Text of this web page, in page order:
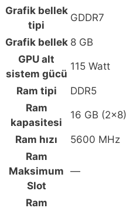
Grafik bellek
tipi
GDDR7
Grafik bellek 8 GB
GPU alt
sistem gücü
115 Watt
Ram tipi DDR5
Ram
kapasitesi
16 GB (2x8)
Ram hızı 5600 MHz
Ram
Maksimum
Slot
—
Ram